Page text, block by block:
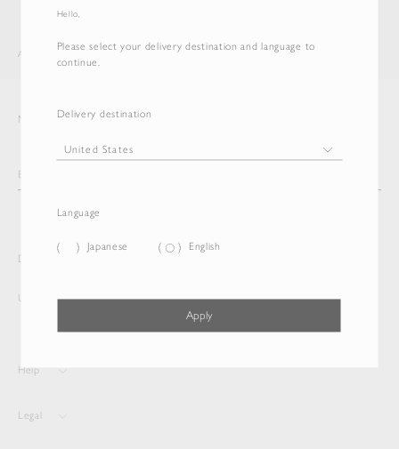
Hello,
Please select your delivery destination and language to
continue.
Delivery destination
Language
Japanese English
Apply
AURALEE ITEM
Newsletter
Delivery destination and Language
United States Japanese
Help
Legal